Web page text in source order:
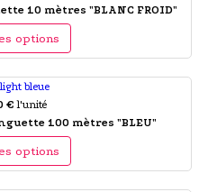
10 mètres "BLANC FROID"
options
€ l'unité
100 mètres "BLEU"
options